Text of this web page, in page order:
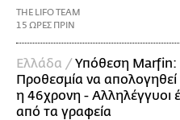
THE LIFO TEAM
15 ΩΡΕΣ ΠΡΙΝ
Ελλάδα /Υπόθεση Marfin:
Προθεσμία να
η 46χρονη - Αλληλέγγυοι
από τα γραφεία